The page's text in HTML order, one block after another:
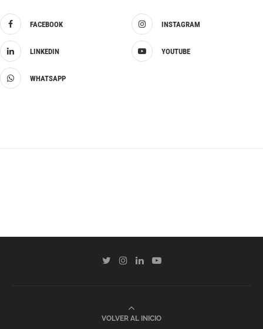
FACEBOOK INSTAGRAM
LINKEDIN YOUTUBE
WHATSAPP
VOLVER AL INICIO